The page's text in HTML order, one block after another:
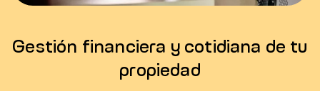
Gestión financiera y cotidiana de tu
propiedad